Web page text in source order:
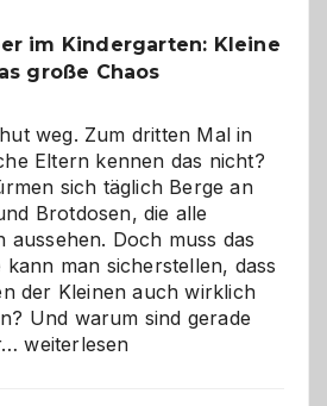
ist
eine
Wahl?
im Kindergarten: Kleine
große Chaos
weg. Zum dritten Mal in
Eltern kennen das nicht?
sich täglich Berge an
Brotdosen, die alle
aussehen. Doch muss das
man sicherstellen, dass
der Kleinen auch wirklich
Und warum sind gerade
Namensaufkleber
weiterlesen